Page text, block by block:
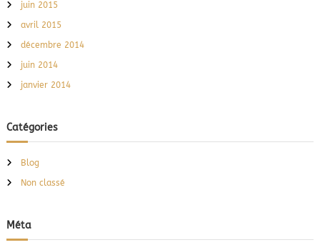
juin 2015
avril 2015
décembre 2014
juin 2014
janvier 2014
Catégories
Blog
Non classé
Méta